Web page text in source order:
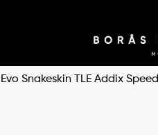
Snakeskin TLE Addix Speed